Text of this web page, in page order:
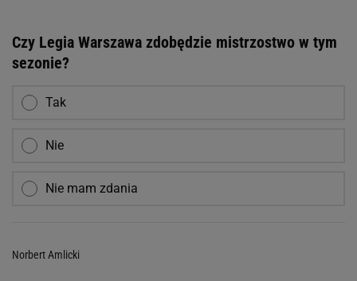
Czy Legia Warszawa zdobędzie mistrzostwo w tym
sezonie?
Tak
Nie
Nie mam zdania
Norbert Amlicki